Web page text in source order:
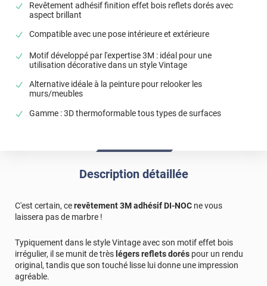
Revêtement adhésif finition effet bois reflets dorés avec
aspect brillant
Compatible avec une pose intérieure et extérieure
Motif développé par l'expertise 3M : idéal pour une
utilisation décorative dans un style Vintage
Alternative idéale à la peinture pour relooker les
murs/meubles
Gamme : 3D thermoformable tous types de surfaces
Description détaillée
C'est certain, cerevêtement 3M adhésif DI-NOC ne vous
laissera pas de marbre !
Typiquement dans le style Vintage avec son motif effet bois
irrégulier, il se munit de très légers reflets dorés pour un rendu
original, tandis que son touché lisse lui donne une impression
agréable.